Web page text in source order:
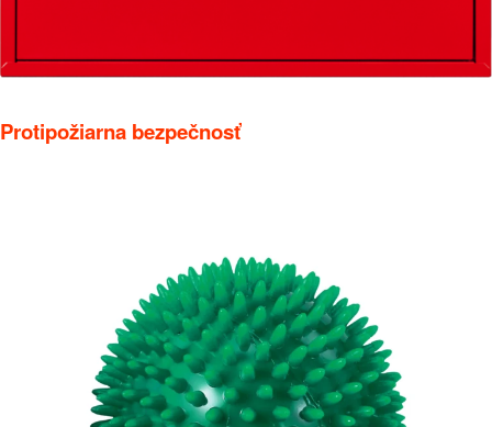
Protipožiarna bezpečnosť